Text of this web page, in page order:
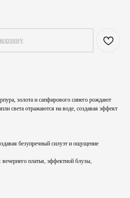
золота и сапфирового синего рождают
света отражаются на воде, создавая эффект
безупречный силуэт и ощущение
платья, эффектной блузы,